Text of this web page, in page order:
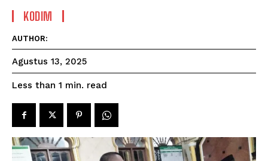
KODIM
AUTHOR:
Agustus 13, 2025
Less than 1 min. read